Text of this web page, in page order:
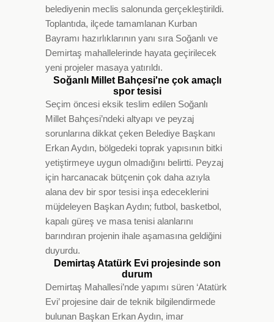
belediyenin meclis salonunda gerçekleştirildi.
Toplantıda, ilçede tamamlanan Kurban
Bayramı hazırlıklarının yanı sıra Soğanlı ve
Demirtaş mahallelerinde hayata geçirilecek
yeni projeler masaya yatırıldı.
Soğanlı Millet Bahçesi'ne çok amaçlı
spor tesisi
Seçim öncesi eksik teslim edilen Soğanlı
Millet Bahçesi’ndeki altyapı ve peyzaj
sorunlarına dikkat çeken Belediye Başkanı
Erkan Aydın, bölgedeki toprak yapısının bitki
yetiştirmeye uygun olmadığını belirtti. Peyzaj
için harcanacak bütçenin çok daha azıyla
alana dev bir spor tesisi inşa edeceklerini
müjdeleyen Başkan Aydın; futbol, basketbol,
kapalı güreş ve masa tenisi alanlarını
barındıran projenin ihale aşamasına geldiğini
duyurdu.
Demirtaş Atatürk Evi projesinde son
durum
Demirtaş Mahallesi’nde yapımı süren ‘Atatürk
Evi’ projesine dair de teknik bilgilendirmede
bulunan Başkan Erkan Aydın, imar